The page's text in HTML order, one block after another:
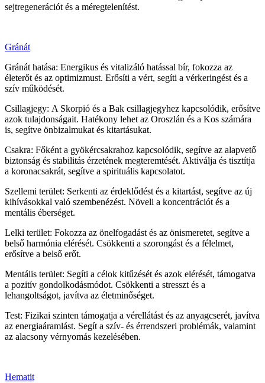
sejtregenerációt és a méregtelenítést.
Gránát
Gránát hatása: Energikus és vitalizáló hatással bír, fokozza az
életerőt és az optimizmust. Erősíti a vért, segíti a vérkeringést és a
szív működését.
Csillagjegy: A Skorpió és a Bak csillagjegyhez kapcsolódik, erősítve
azok tulajdonságait. Hatékony lehet az Oroszlán és a Kos számára
is, segítve önbizalmukat és kitartásukat.
Csakra: Főként a gyökércsakrahoz kapcsolódik, segítve az alapvető
biztonság és stabilitás érzetének megteremtését. Aktiválja és tisztítja
a koronacsakrát, segítve a spirituális kapcsolatot.
Szellemi terület: Serkenti az érdeklődést és a kitartást, segítve az új
kihívásokkal való szembenézést. Növeli a koncentrációt és a
mentális éberséget.
Lelki terület: Fokozza az önelfogadást és az önismeretet, segítve a
belső harmónia elérését. Csökkenti a szorongást és a félelmet,
erősítve a belső erőt.
Mentális terület: Segíti a célok kitűzését és azok elérését, támogatva
a pozitív gondolkodásmódot. Csökkenti a stresszt és a
lehangoltságot, javítva az életminőséget.
Test: Fizikai szinten támogatja a vérellátást és az anyagcserét, javítva
az energiaáramlást. Segít a szív- és érrendszeri problémák, valamint
az alacsony vérnyomás kezelésében.
Hematit